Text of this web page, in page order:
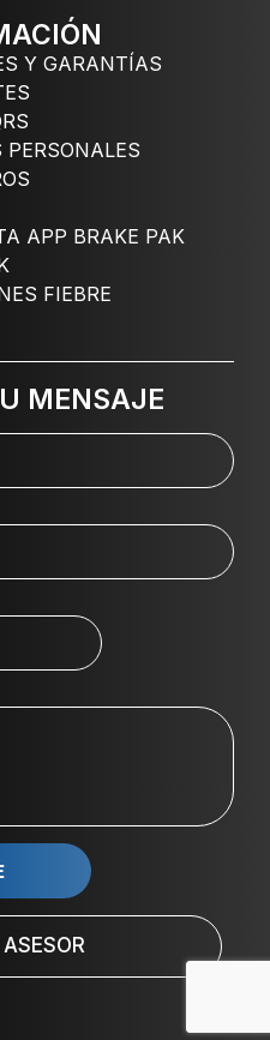
Y GARANTÍAS
PERSONALES
APP BRAKE PAK
FIEBRE
MENSAJE